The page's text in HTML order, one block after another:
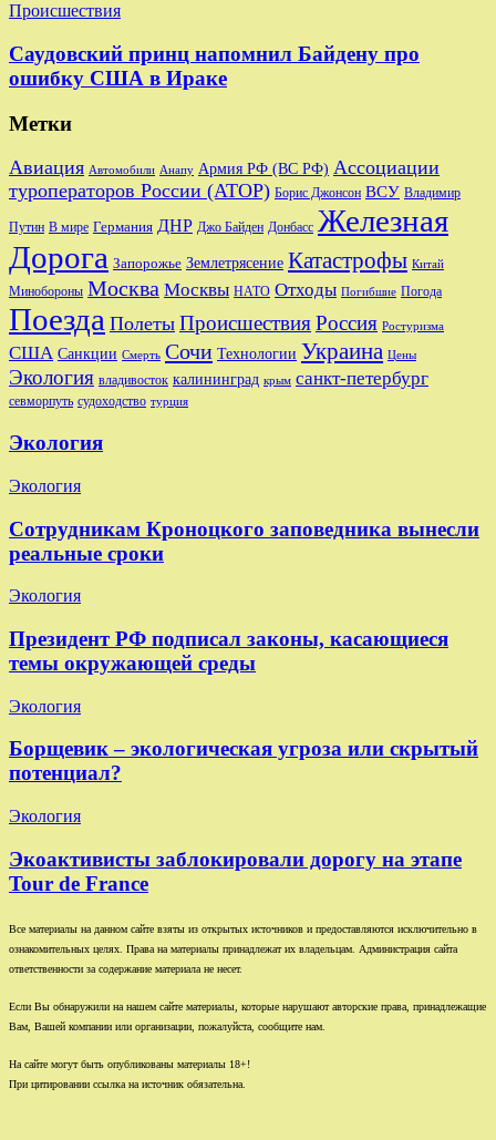
Происшествия
Саудовский принц напомнил Байдену про
ошибку США в Ираке
Метки
Авиация Автомобили Анапу Армия РФ (ВС РФ) Ассоциации
туроператоров России (АТОР) Борис Джонсон ВСУ Владимир
Путин В мире Германия ДНР Джо Байден Донбасс Железная
Дорога Запорожье Землетрясение Катастрофы Китай
Минобороны Москва Москвы НАТО Отходы Погибшие Погода
Поезда Полеты ПроисшествияРоссия Ростуризма
США Санкции Смерть Сочи Технологии Украина Цены
Экология владивосток калининград крым санкт-петербург
севморпуть судоходство турция
Экология
Экология
Сотрудникам Кроноцкого заповедника вынесли
реальные сроки
Экология
Президент РФ подписал законы, касающиеся
темы окружающей среды
Экология
Борщевик – экологическая угроза или скрытый
потенциал?
Экология
Экоактивисты заблокировали дорогу на этапе
Tour de France
Все материалы на данном сайте взяты из открытых источников и предоставляются исключительно в
ознакомительных целях. Права на материалы принадлежат их владельцам. Администрация сайта
ответственности за содержание материала не несет.
Если Вы обнаружили на нашем сайте материалы, которые нарушают авторские права, принадлежащие
Вам, Вашей компании или организации, пожалуйста, сообщите нам.
На сайте могут быть опубликованы материалы 18+!
При цитировании ссылка на источник обязательна.